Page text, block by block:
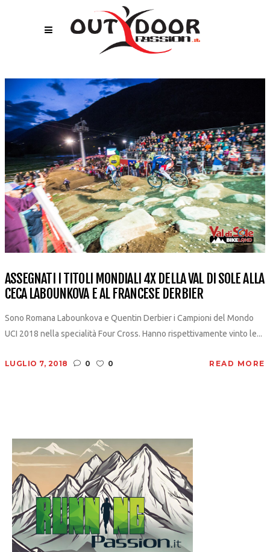
ASSEGNATI I TITOLI MONDIALI 4X DELLA VAL DI SOLE ALLA
CECA LABOUNKOVA E AL FRANCESE DERBIER
Sono Romana Labounkova e Quentin Derbier i Campioni del Mondo
UCI 2018 nella specialità Four Cross. Hanno rispettivamente vinto le...
LUGLIO 7, 2018 0 0 READ MORE